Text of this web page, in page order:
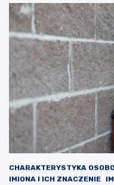
CHARAKTERYSTYKA
IMIONA I ICH ZNACZENIE